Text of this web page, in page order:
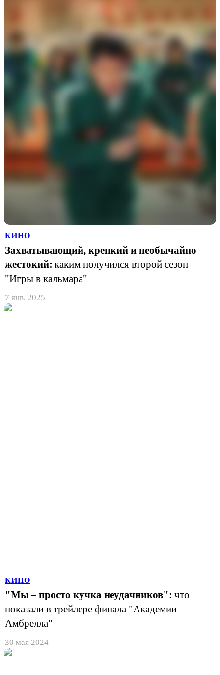
КИНО
Захватывающий, крепкий и необычайно
жестокий: каким получился второй сезон
"Игры в кальмара"
7 янв. 2025
КИНО
"Мы – просто кучка неудачников": что
показали в трейлере финала "Академии
Амбрелла"
30 мая 2024